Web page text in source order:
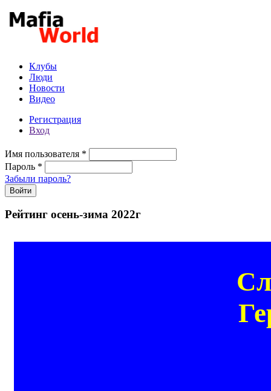
Перейти к основному содержанию
Клубы
Люди
Новости
Видео
Регистрация
Вход
Имя пользователя *
Пароль *
Забыли пароль?
Рейтинг осень-зима 2022г